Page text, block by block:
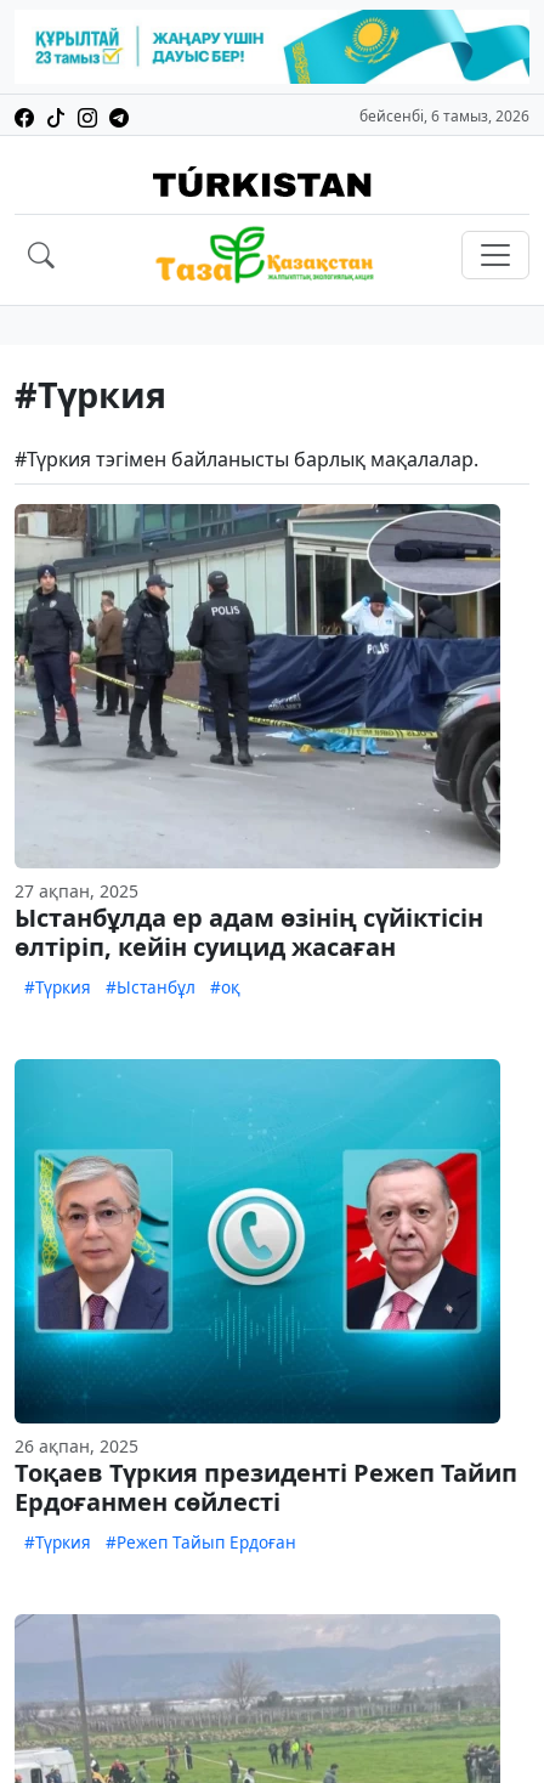
бейсенбі, 6 тамыз, 2026
#Түркия
#Түркия тэгімен байланысты барлық мақалалар.
27 ақпан, 2025
Ыстанбұлда ер адам өзінің сүйіктісін
өлтіріп, кейін суицид жасаған
#Түркия #Ыстанбұл #оқ
26 ақпан, 2025
Тоқаев Түркия президенті Режеп Тайип
Ердоғанмен сөйлесті
#Түркия #Режеп Тайып Ердоған